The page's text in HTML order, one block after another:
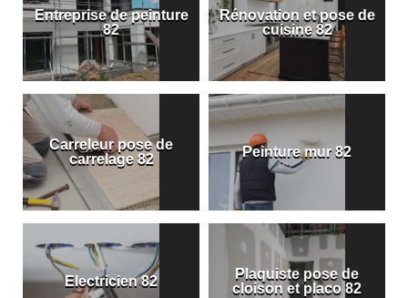
Entreprise de peinture
82
Rénovation et pose de
cuisine 82
Carreleur pose de
carrelage 82
Peinture mur 82
Electricien 82
Plaquiste pose de
cloison et placo 82